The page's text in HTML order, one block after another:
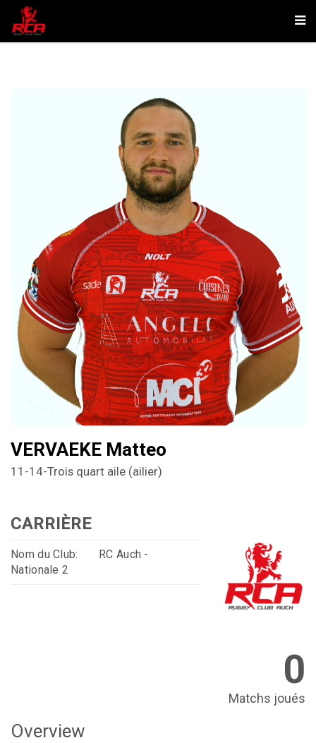
VERVAEKE Matteo
11-14-Trois quart aile (ailier)
CARRIÈRE
Nom du Club:
RC Auch -
Nationale 2
0
Matchs joués
Overview